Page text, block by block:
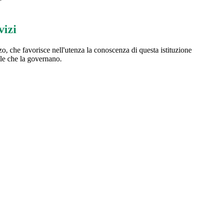
che favorisce nell'utenza la conoscenza di questa istituzione
che la governano.